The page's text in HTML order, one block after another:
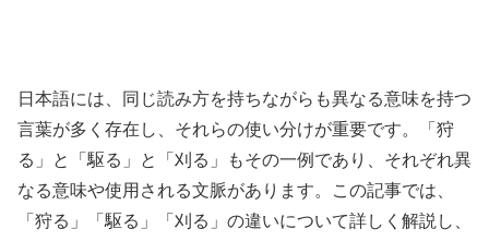
日本語には、同じ読み方を持ちながらも異なる意味を持つ
言葉が多く存在し、それらの使い分けが重要です。「狩
る」と「駆る」と「刈る」もその一例であり、それぞれ異
なる意味や使用される文脈があります。この記事では、
「狩る」「駆る」「刈る」の違いについて詳しく解説し、